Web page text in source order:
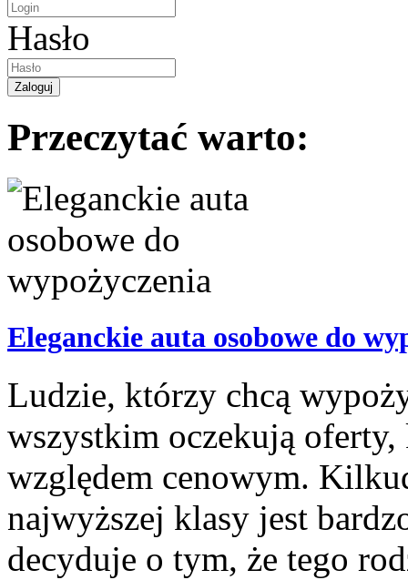
Hasło
Przeczytać warto:
Eleganckie auta osobowe do
Ludzie, którzy chcą
wszystkim oczekują
względem cenowym.
najwyższej klasy jest
decyduje o tym, że tego